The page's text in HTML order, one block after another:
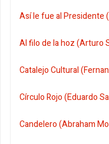
Así le fue al Presidente
Al filo de la hoz (Arturo
Catalejo Cultural
Círculo Rojo (Eduardo
Candelero (Abraham